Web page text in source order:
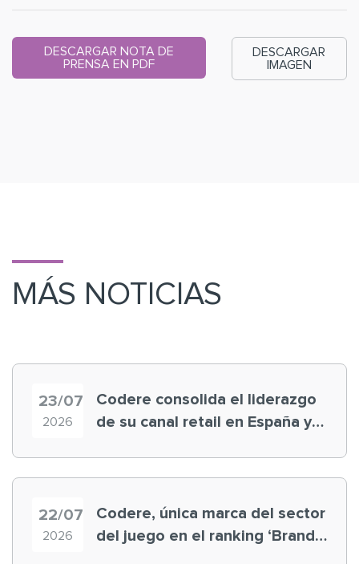
DESCARGAR NOTA DE
PRENSA EN PDF
DESCARGAR
IMAGEN
MÁS NOTICIAS
23/07
2026
Codere consolida el liderazgo
de su canal retail en España y
22/07
2026
Codere, única marca del sector
del juego en el ranking ‘Brand